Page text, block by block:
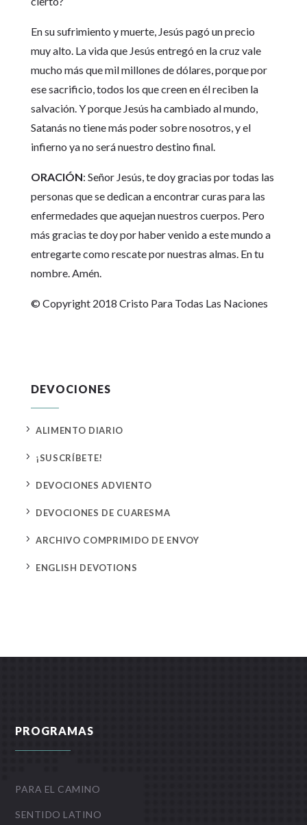
En su sufrimiento y muerte, Jesús pagó un precio
muy alto. La vida que Jesús entregó en la cruz vale
mucho más que mil millones de dólares, porque por
ese sacrificio, todos los que creen en él reciben la
salvación. Y porque Jesús ha cambiado al mundo,
Satanás no tiene más poder sobre nosotros, y el
infierno ya no será nuestro destino final.
ORACIÓN: Señor Jesús, te doy gracias por todas las
personas que se dedican a encontrar curas para las
enfermedades que aquejan nuestros cuerpos. Pero
más gracias te doy por haber venido a este mundo a
entregarte como rescate por nuestras almas. En tu
nombre. Amén.
© Copyright 2018 Cristo Para Todas Las Naciones
DEVOCIONES
5 ALIMENTO DIARIO
5 ¡SUSCRÍBETE!
5 DEVOCIONES ADVIENTO
5 DEVOCIONES DE CUARESMA
5 ARCHIVO COMPRIMIDO DE ENVOY
5 ENGLISH DEVOTIONS
PROGRAMAS
PARA EL CAMINO
SENTIDO LATINO